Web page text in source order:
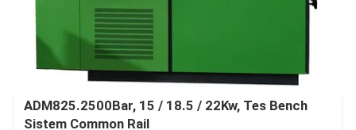
ADM825.2500Bar, 15 / 18.5 / 22Kw, Tes Bench
Sistem Common Rail